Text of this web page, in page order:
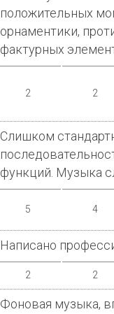
положительных
орнаментики,
фактурных
2 2
Слишком
функций. Музыка
5 4
Написано
2 2
Фоновая музыка,